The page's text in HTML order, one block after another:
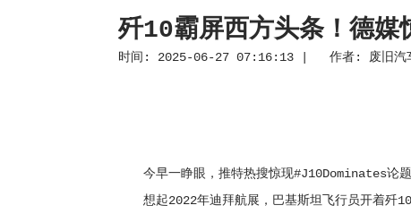
歼10霸屏西方头条！德媒
时间: 2025-06-27 07:16:13 | 作者: 废旧汽
今早一睁眼，推特热搜惊现#J10Dominates论题
想起2022年迪拜航展，巴基斯坦飞行员开着歼